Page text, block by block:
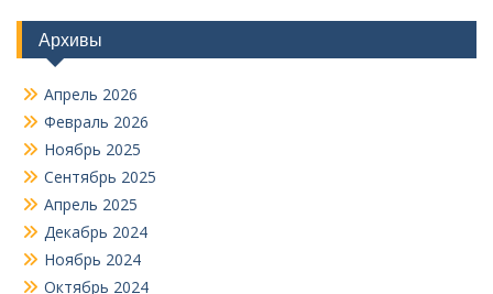
Архивы
Апрель 2026
Февраль 2026
Ноябрь 2025
Сентябрь 2025
Апрель 2025
Декабрь 2024
Ноябрь 2024
Октябрь 2024